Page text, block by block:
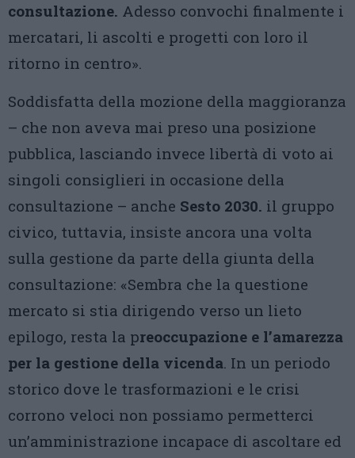
consultazione. Adesso convochi finalmente i
mercatari, li ascolti e progetti con loro il
ritorno in centro».
Soddisfatta della mozione della maggioranza
– che non aveva mai preso una posizione
pubblica, lasciando invece libertà di voto ai
singoli consiglieri in occasione della
consultazione – anche Sesto 2030. il gruppo
civico, tuttavia, insiste ancora una volta
sulla gestione da parte della giunta della
consultazione: «Sembra che la questione
mercato si stia dirigendo verso un lieto
epilogo, resta la preoccupazione e l’amarezza
per la gestione della vicenda. In un periodo
storico dove le trasformazioni e le crisi
corrono veloci non possiamo permetterci
un’amministrazione incapace di ascoltare ed